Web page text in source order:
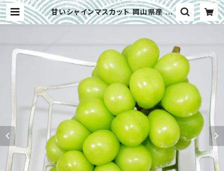
甘いシャインマスカット 岡山県産 大
房 約700g 産地直送｜西崎農園 ※7